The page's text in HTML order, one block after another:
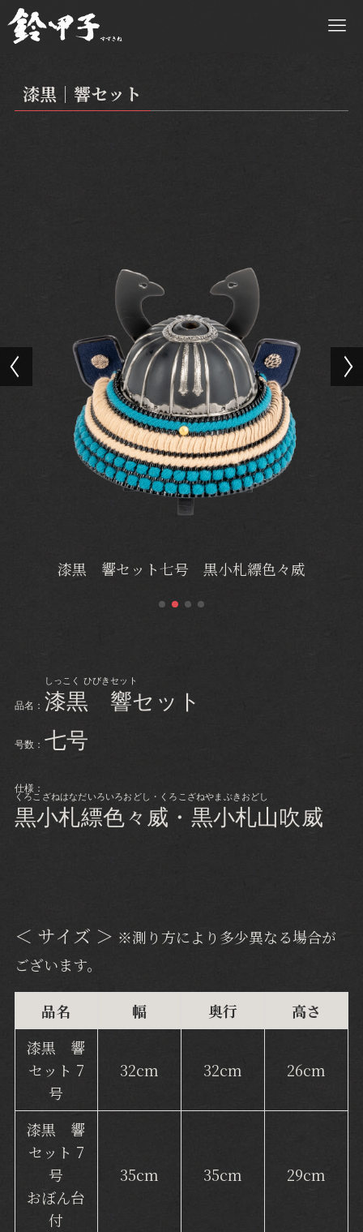
漆黒｜響セット
漆黒 響セット七号 黒小札縹色々威
品名： 漆黒 響セット
しっこく ひびきセット
号数： 七号
仕様：
黒小札縹色々威・黒小札山吹威
くろこざねはなだいろいろおどし・くろこざねやまぶきおどし
＜ サイズ ＞ ※測り方により多少異なる場合が
ございます。
品名 幅 奥行
高さ
漆黒 響
セット 7
号
32cm 32cm 26cm
漆黒 響
セット 7
号
おぼん台
付
35cm 35cm 29cm